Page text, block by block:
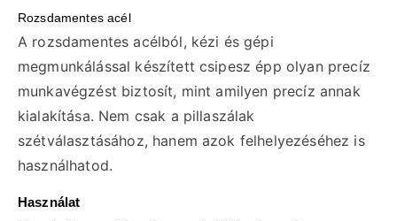
Rozsdamentes acél
A rozsdamentes acélból, kézi és gépi
megmunkálással készített csipesz épp olyan precíz
munkavégzést biztosít, mint amilyen precíz annak
kialakítása. Nem csak a pillaszálak
szétválasztásához, hanem azok felhelyezéséhez is
használhatod.
Használat